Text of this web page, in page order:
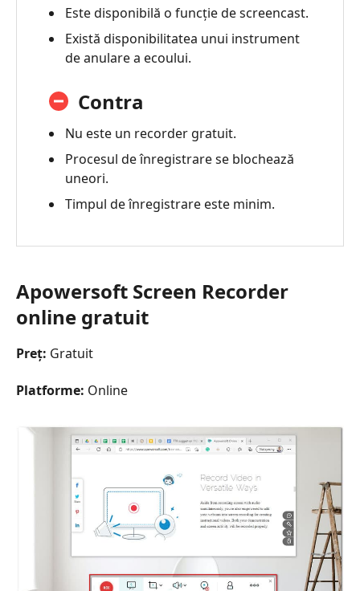
Este disponibilă o funcție de screencast.
Există disponibilitatea unui instrument
de anulare a ecoului.
Contra
Nu este un recorder gratuit.
Procesul de înregistrare se blochează
uneori.
Timpul de înregistrare este minim.
Apowersoft Screen Recorder
online gratuit
Preț: Gratuit
Platforme: Online